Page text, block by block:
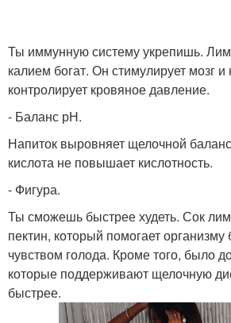
Ты иммунную систему укрепишь.
калием богат. Он стимулирует мозг
контролирует кровяное давление.
- Баланс рН.
Напиток выровняет щелочной
кислота не повышает кислотность.
- Фигура.
Ты сможешь быстрее худеть. Сок
пектин, который помогает организму
чувством голода. Кроме того, было
которые поддерживают щелочную
быстрее.